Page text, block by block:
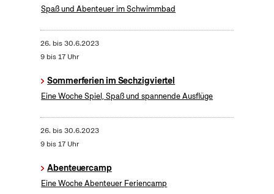
Spaß und Abenteuer im Schwimmbad
26. bis30.6.2023
9 bis 17 Uhr
Sommerferien im Sechzigviertel
Eine Woche Spiel, Spaß und spannende Ausflüge
26. bis30.6.2023
9 bis 17 Uhr
Abenteuercamp
Eine Woche Abenteuer Feriencamp